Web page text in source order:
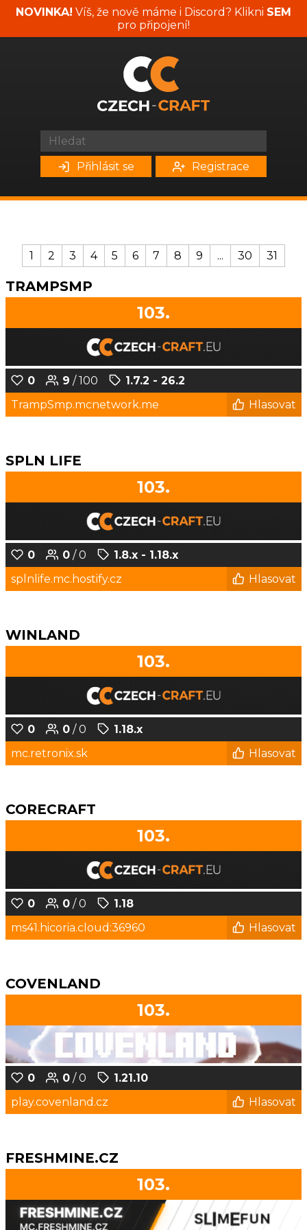
NOVINKA! Víš, že nově máme i Discord? Klikni SEM
pro připojení!
Přihlásit se Registrace
1 2 3 4 5 6 7 8 9 ... 30 31
TRAMPSMP
103.
0 9 / 100
1.7.2 - 26.2
TrampSmp.mcnetwork.me
Hlasovat
SPLN LIFE
103.
0 0 / 0
1.8.x - 1.18.x
splnlife.mc.hostify.cz
Hlasovat
WINLAND
103.
0 0 / 0
1.18.x
mc.retronix.sk
Hlasovat
CORECRAFT
103.
0 0 / 0
1.18
ms41.hicoria.cloud:36960
Hlasovat
COVENLAND
103.
0 0 / 0
1.21.10
play.covenland.cz
Hlasovat
FRESHMINE.CZ
103.